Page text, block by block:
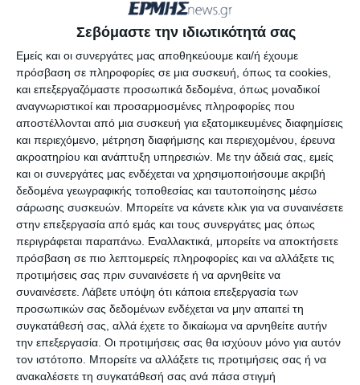
Σεβόμαστε την ιδιωτικότητά σας
Εμείς και οι συνεργάτες μας αποθηκεύουμε και/ή έχουμε
πρόσβαση σε πληροφορίες σε μια συσκευή, όπως τα cookies,
και επεξεργαζόμαστε προσωπικά δεδομένα, όπως μοναδικοί
αναγνωριστικοί και προσαρμοσμένες πληροφορίες που
αποστέλλονται από μια συσκευή για εξατομικευμένες διαφημίσεις
και περιεχόμενο, μέτρηση διαφήμισης και περιεχομένου, έρευνα
ακροατηρίου και ανάπτυξη υπηρεσιών. Με την άδειά σας, εμείς
και οι συνεργάτες μας ενδέχεται να χρησιμοποιήσουμε ακριβή
δεδομένα γεωγραφικής τοποθεσίας και ταυτοποίησης μέσω
σάρωσης συσκευών. Μπορείτε να κάνετε κλικ για να συναινέσετε
στην επεξεργασία από εμάς και τους συνεργάτες μας όπως
περιγράφεται παραπάνω. Εναλλακτικά, μπορείτε να αποκτήσετε
πρόσβαση σε πιο λεπτομερείς πληροφορίες και να αλλάξετε τις
προτιμήσεις σας πριν συναινέσετε ή να αρνηθείτε να
συναινέσετε. Λάβετε υπόψη ότι κάποια επεξεργασία των
προσωπικών σας δεδομένων ενδέχεται να μην απαιτεί τη
συγκατάθεσή σας, αλλά έχετε το δικαίωμα να αρνηθείτε αυτήν
την επεξεργασία. Οι προτιμήσεις σας θα ισχύουν μόνο για αυτόν
τον ιστότοπο. Μπορείτε να αλλάξετε τις προτιμήσεις σας ή να
ανακαλέσετε τη συγκατάθεσή σας ανά πάσα στιγμή
Γνώσεις λογιστικής (απόφοιτος ελληνικής
ανώτατης σχολής ή ιδιωτικών εκπαιδευτηρίων)
Πολύ καλή γνώση Αγγλικής γλώσσας
Άριστη χρήση Η/Υ και της σουίταςMS Office
Αποστολή βιογραφικώνστο e-mail:
info@dreamvacationhouses.gr
Αφήστε ένα σχόλιο
ΔΙΑΒΆΣΤΕ ΕΠΊΣΗΣ
ΕΡΓΑΣΊΑ